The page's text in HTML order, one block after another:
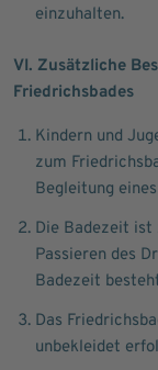
einzuhalten.
VI. Zusätzliche
Friedrichsbades
Kindern und
zum
Begleitung
Die Badezeit
Passieren des
Badezeit
Das
unbekleidet